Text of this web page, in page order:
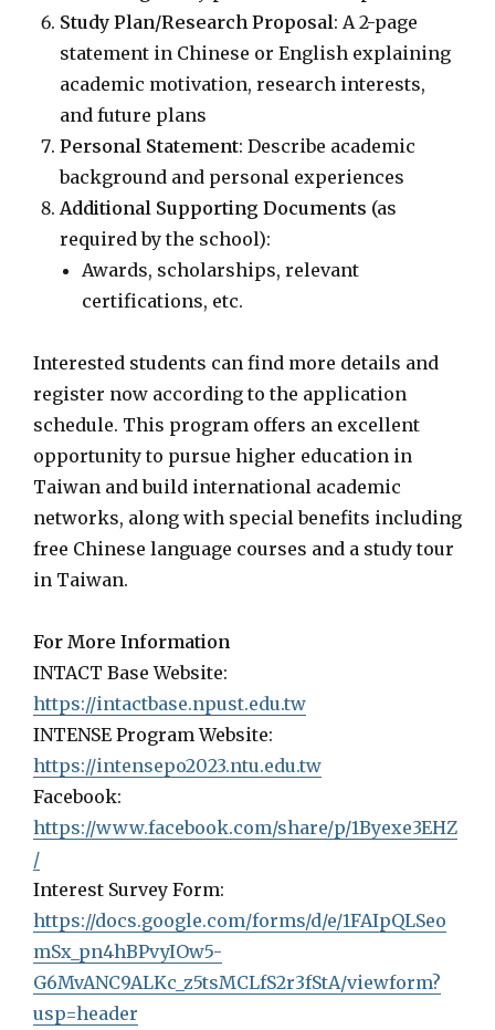
Study Plan/Research Proposal: A 2-page
statement in Chinese or English explaining
academic motivation, research interests,
and future plans
Personal Statement: Describe academic
background and personal experiences
Additional Supporting Documents (as
required by the school):
Awards, scholarships, relevant
certifications, etc.
Interested students can find more details and
register now according to the application
schedule. This program offers an excellent
opportunity to pursue higher education in
Taiwan and build international academic
networks, along with special benefits including
free Chinese language courses and a study tour
in Taiwan.
For More Information
INTACT Base Website:
https://intactbase.npust.edu.tw
INTENSE Program Website:
https://intensepo2023.ntu.edu.tw
Facebook:
https://www.facebook.com/share/p/1Byexe3EHZ
/
Interest Survey Form:
https://docs.google.com/forms/d/e/1FAIpQLSeo
mSx_pn4hBPvyIOw5-
G6MvANC9ALKc_z5tsMCLfS2r3fStA/viewform?
usp=header